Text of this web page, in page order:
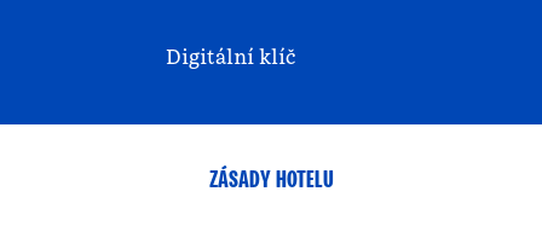
Digitální klíč
ZÁSADY HOTELU